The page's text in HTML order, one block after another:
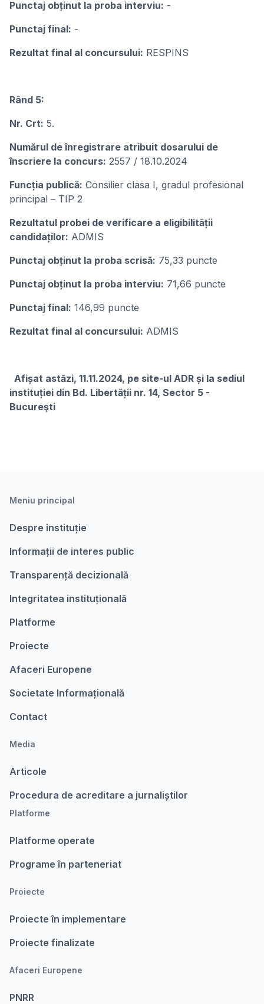
Punctaj obținut la proba interviu: -
Punctaj final: -
Rezultat final al concursului: RESPINS
Rând 5:
Nr. Crt: 5.
Numărul de înregistrare atribuit dosarului de
înscriere la concurs: 2557 / 18.10.2024
Funcția publică: Consilier clasa I, gradul profesional
principal – TIP 2
Rezultatul probei de verificare a eligibilității
candidaților: ADMIS
Punctaj obținut la proba scrisă: 75,33 puncte
Punctaj obținut la proba interviu: 71,66 puncte
Punctaj final: 146,99 puncte
Rezultat final al concursului: ADMIS
Afișat astăzi, 11.11.2024, pe site-ul ADR și la sediul
instituției din Bd. Libertății nr. 14, Sector 5 -
Bucureşti
Meniu principal
Despre instituție
Informații de interes public
Transparență decizională
Integritatea instituțională
Platforme
Proiecte
Afaceri Europene
Societate Informațională
Contact
Media
Articole
Procedura de acreditare a jurnaliștilor
Platforme
Platforme operate
Programe în parteneriat
Proiecte
Proiecte în implementare
Proiecte finalizate
Afaceri Europene
PNRR